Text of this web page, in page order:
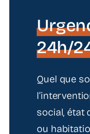
24h/
Quel que
social, état
ou